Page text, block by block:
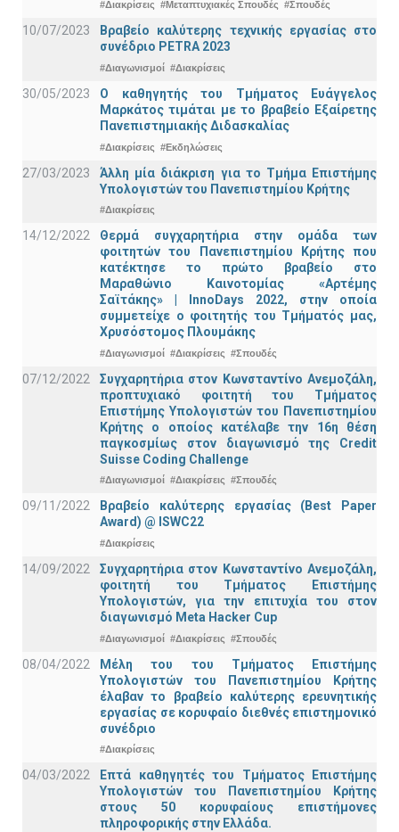
#Διακρίσεις #Μεταπτυχιακές Σπουδές #Σπουδές
10/07/2023
Βραβείο καλύτερης τεχνικής εργασίας στο
συνέδριο PETRA 2023
#Διαγωνισμοί #Διακρίσεις
30/05/2023
Ο καθηγητής του Τμήματος Ευάγγελος
Μαρκάτος τιμάται με το βραβείο Εξαίρετης
Πανεπιστημιακής Διδασκαλίας
#Διακρίσεις #Εκδηλώσεις
27/03/2023
Άλλη μία διάκριση για το Τμήμα Επιστήμης
Υπολογιστών του Πανεπιστημίου Κρήτης
#Διακρίσεις
14/12/2022
Θερμά συγχαρητήρια στην ομάδα των
φοιτητών του Πανεπιστημίου Κρήτης που
κατέκτησε το πρώτο βραβείο στο
Μαραθώνιο Καινοτομίας «Αρτέμης
Σαϊτάκης» | InnoDays 2022, στην οποία
συμμετείχε ο φοιτητής του Τμήματός μας,
Χρυσόστομος Πλουμάκης
#Διαγωνισμοί #Διακρίσεις #Σπουδές
07/12/2022
Συγχαρητήρια στον Κωνσταντίνο Ανεμοζάλη,
προπτυχιακό φοιτητή του Τμήματος
Επιστήμης Υπολογιστών του Πανεπιστημίου
Κρήτης ο οποίος κατέλαβε την 16η θέση
παγκοσμίως στον διαγωνισμό της Credit
Suisse Coding Challenge
#Διαγωνισμοί #Διακρίσεις #Σπουδές
09/11/2022
Βραβείο καλύτερης εργασίας (Best Paper
Award) @ ISWC22
#Διακρίσεις
14/09/2022
Συγχαρητήρια στον Κωνσταντίνο Ανεμοζάλη,
φοιτητή του Τμήματος Επιστήμης
Υπολογιστών, για την επιτυχία του στον
διαγωνισμό Meta Hacker Cup
#Διαγωνισμοί #Διακρίσεις #Σπουδές
08/04/2022
Μέλη του του Τμήματος Επιστήμης
Υπολογιστών του Πανεπιστημίου Κρήτης
έλαβαν το βραβείο καλύτερης ερευνητικής
εργασίας σε κορυφαίο διεθνές επιστημονικό
συνέδριο
#Διακρίσεις
04/03/2022
Επτά καθηγητές του Τμήματος Επιστήμης
Υπολογιστών του Πανεπιστημίου Κρήτης
στους 50 κορυφαίους επιστήμονες
πληροφορικής στην Ελλάδα.